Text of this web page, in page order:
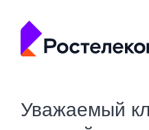
Уважаемый